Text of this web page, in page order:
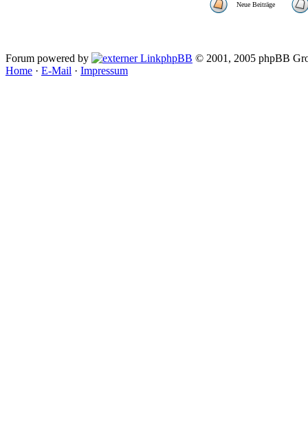
Neue Beiträge
Forum powered by phpBB © 2001, 2005 phpBB
Home · E-Mail · Impressum